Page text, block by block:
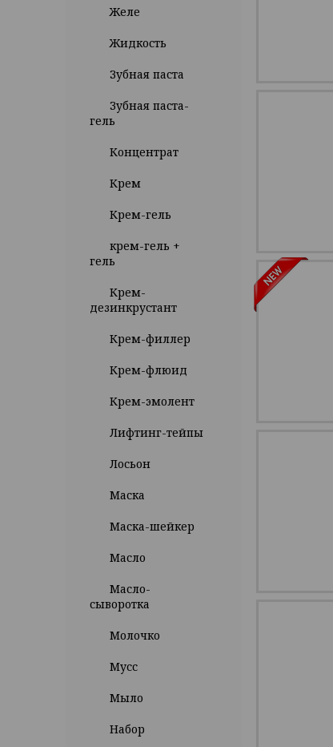
Желе
Жидкость
Зубная паста
Зубная паста-
гель
Концентрат
Крем
Крем-гель
крем-гель +
гель
Крем-
дезинкрустант
Крем-филлер
Крем-флюид
Крем-эмолент
Лифтинг-тейпы
Лосьон
Маска
Маска-шейкер
Масло
Масло-
сыворотка
Молочко
Мусс
Мыло
Набор